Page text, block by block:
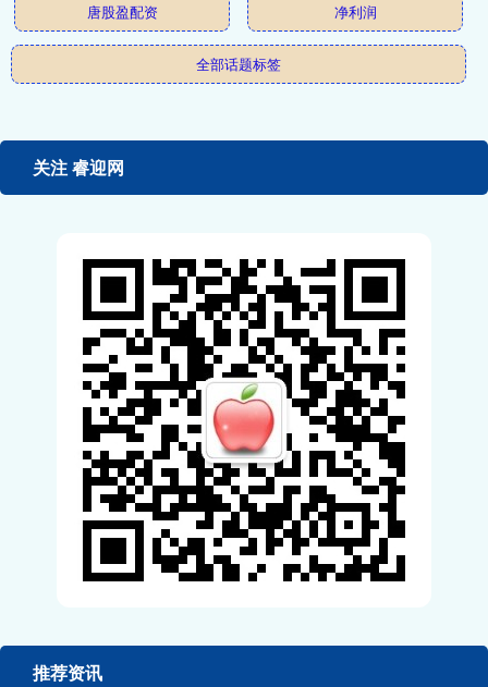
唐股盈配资 净利润
全部话题标签
关注 睿迎网
推荐资讯